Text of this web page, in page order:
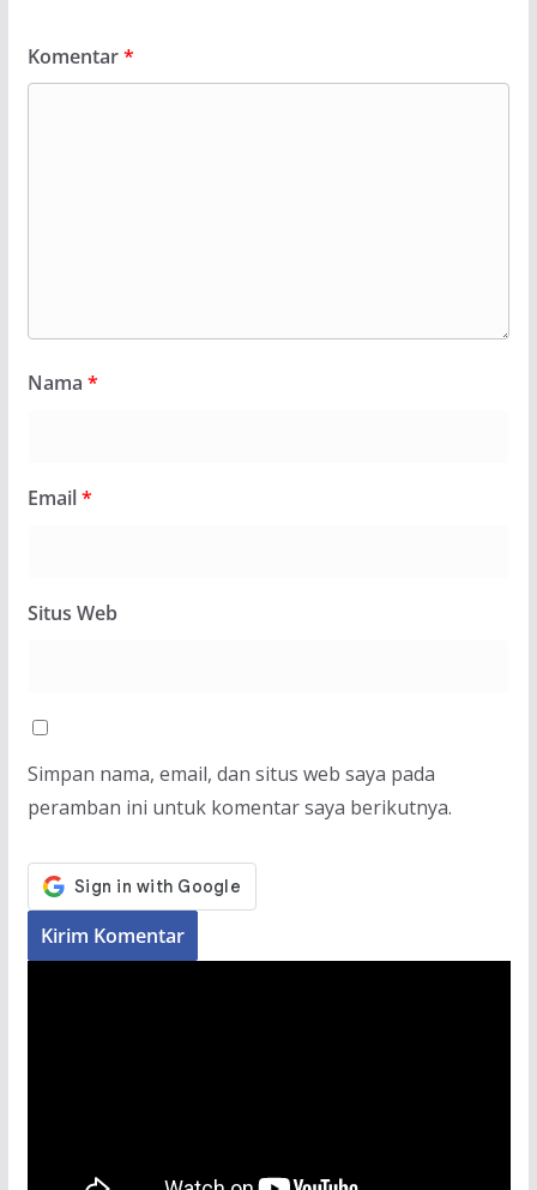
Komentar*
Nama *
Email*
Situs Web
Simpan nama, email, dan situs web saya pada
peramban ini untuk komentar saya berikutnya.